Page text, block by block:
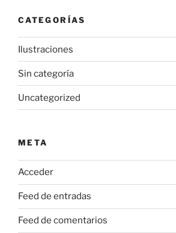
CATEGORÍAS
Ilustraciones
Sin categoría
Uncategorized
META
Acceder
Feed de entradas
Feed de comentarios